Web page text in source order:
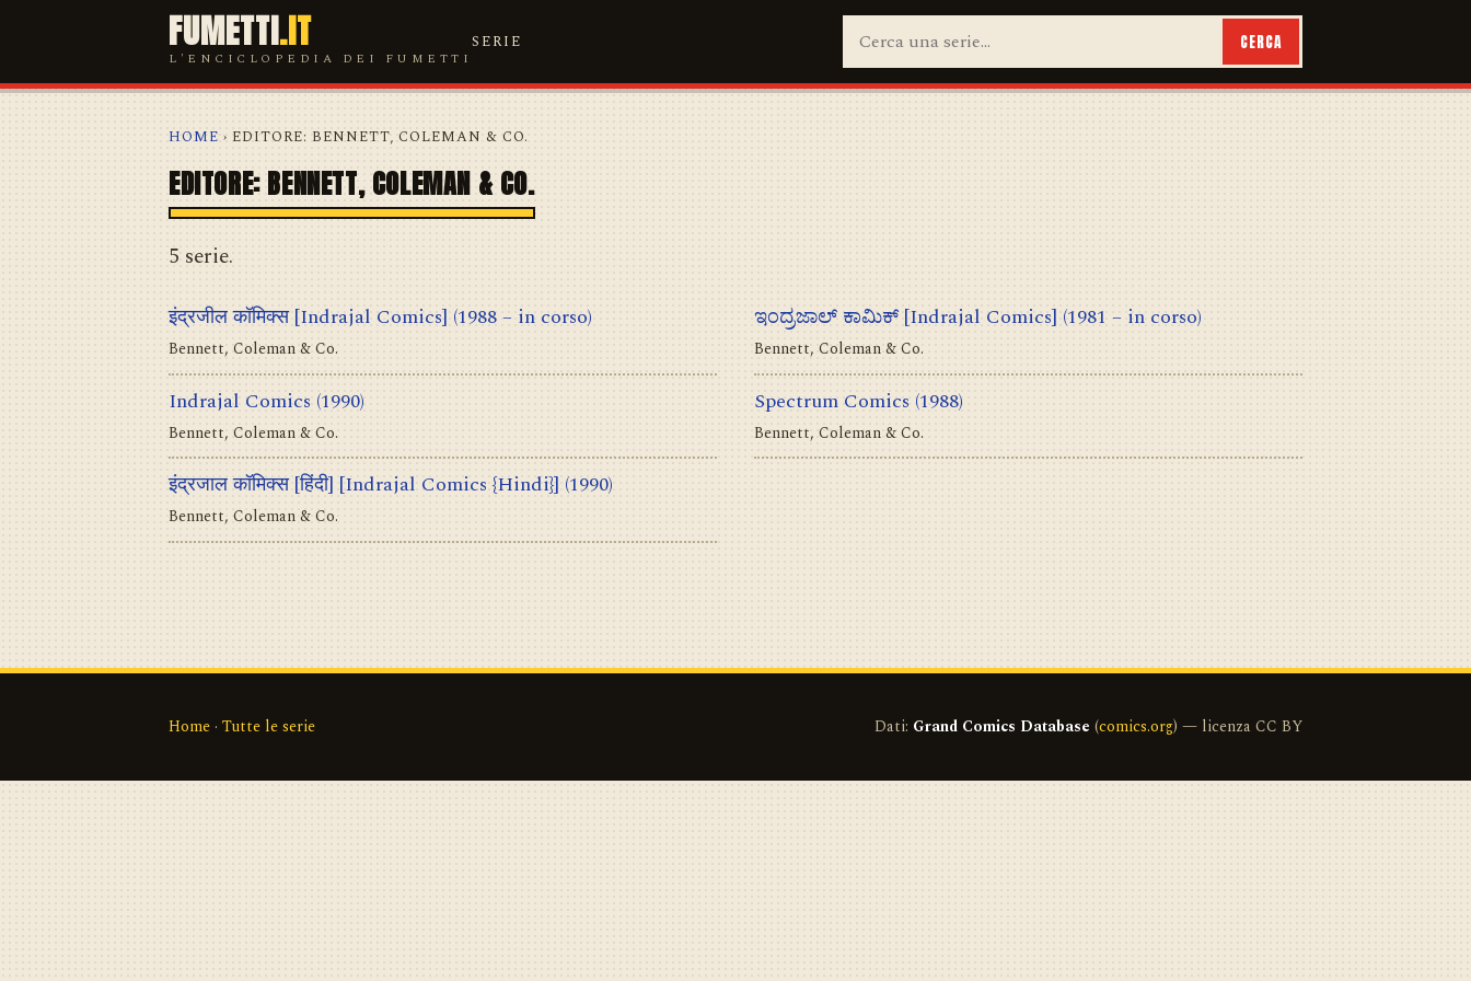
FUMETTI.IT
L'ENCICLOPEDIA DEI FUMETTI
SERIE CERCA
HOME › EDITORE: BENNETT, COLEMAN & CO.
EDITORE: BENNETT, COLEMAN & CO.
5 serie.
इंद्रजील कॉमिक्स [Indrajal Comics] (1988 – in corso)
Bennett, Coleman & Co.
Indrajal Comics (1990)
Bennett, Coleman & Co.
इंद्रजाल कॉमिक्स [हिंदी] [Indrajal Comics {Hindi}] (1990)
Bennett, Coleman & Co.
ಇಂದ್ರಜಾಲ್ ಕಾಮಿಕ್ [Indrajal Comics] (1981 – in corso)
Bennett, Coleman & Co.
Spectrum Comics (1988)
Bennett, Coleman & Co.
Home · Tutte le serie Dati: Grand Comics Database (comics.org) — licenza CC BY